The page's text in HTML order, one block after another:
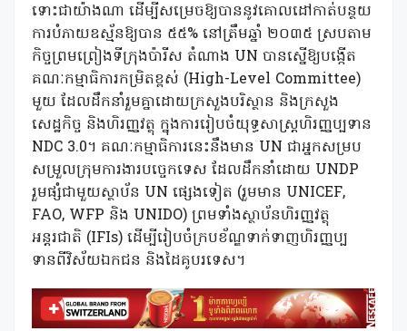
ទោះជាយ៉ាងណា ដើម្បីសម្រេចឱ្យបាននូវគោលដៅកាត់បន្ថយ
ការបំភាយឧស្ម័នឱ្យបាន ៥៥% នៅត្រឹមឆ្នាំ ២០៣៥ ស្របតាម
កិច្ចព្រមព្រៀងទីក្រុងប៉ារីស តំណាង UN បានស្នើឱ្យបង្កើត
គណៈកម្មាធិការកម្រិតខ្ពស់ (High-Level Committee)
មួយ ដែលដឹកនាំរួមគ្នាដោយក្រសួងបរិស្ថាន និងក្រសួង
សេដ្ឋកិច្ច និងហិរញ្ញវត្ថុ ក្នុងការរៀបចំយុទ្ធសាស្ត្រហិរញ្ញប្បទាន
NDC 3.0។ គណៈកម្មាធិការនេះនឹងមាន UN ជាអ្នកសម្រប
សម្រួលក្រុមការងារបច្ចេកទេស ដែលដឹកនាំដោយ UNDP
រួមផ្សំជាមួយស្ថាប័ន UN ផ្សេងទៀត (រួមមាន UNICEF,
FAO, WFP និង UNIDO) ព្រមទាំងស្ថាប័នហិរញ្ញវត្ថុ
អន្តរជាតិ (IFIs) ដើម្បីរៀបចំក្របខ័ណ្ឌទាក់ទាញហិរញ្ញប្ប
ទានពីវិស័យឯកជន និងដៃគូបរទេស។